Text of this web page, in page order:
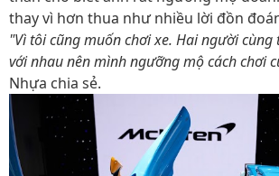
thay vì hơn thua như nhiều lời đồn
"Vì tôi cũng muốn chơi xe. Hai người cùng
với nhau nên mình ngưỡng mộ cách chơi
Nhựa chia sẻ.